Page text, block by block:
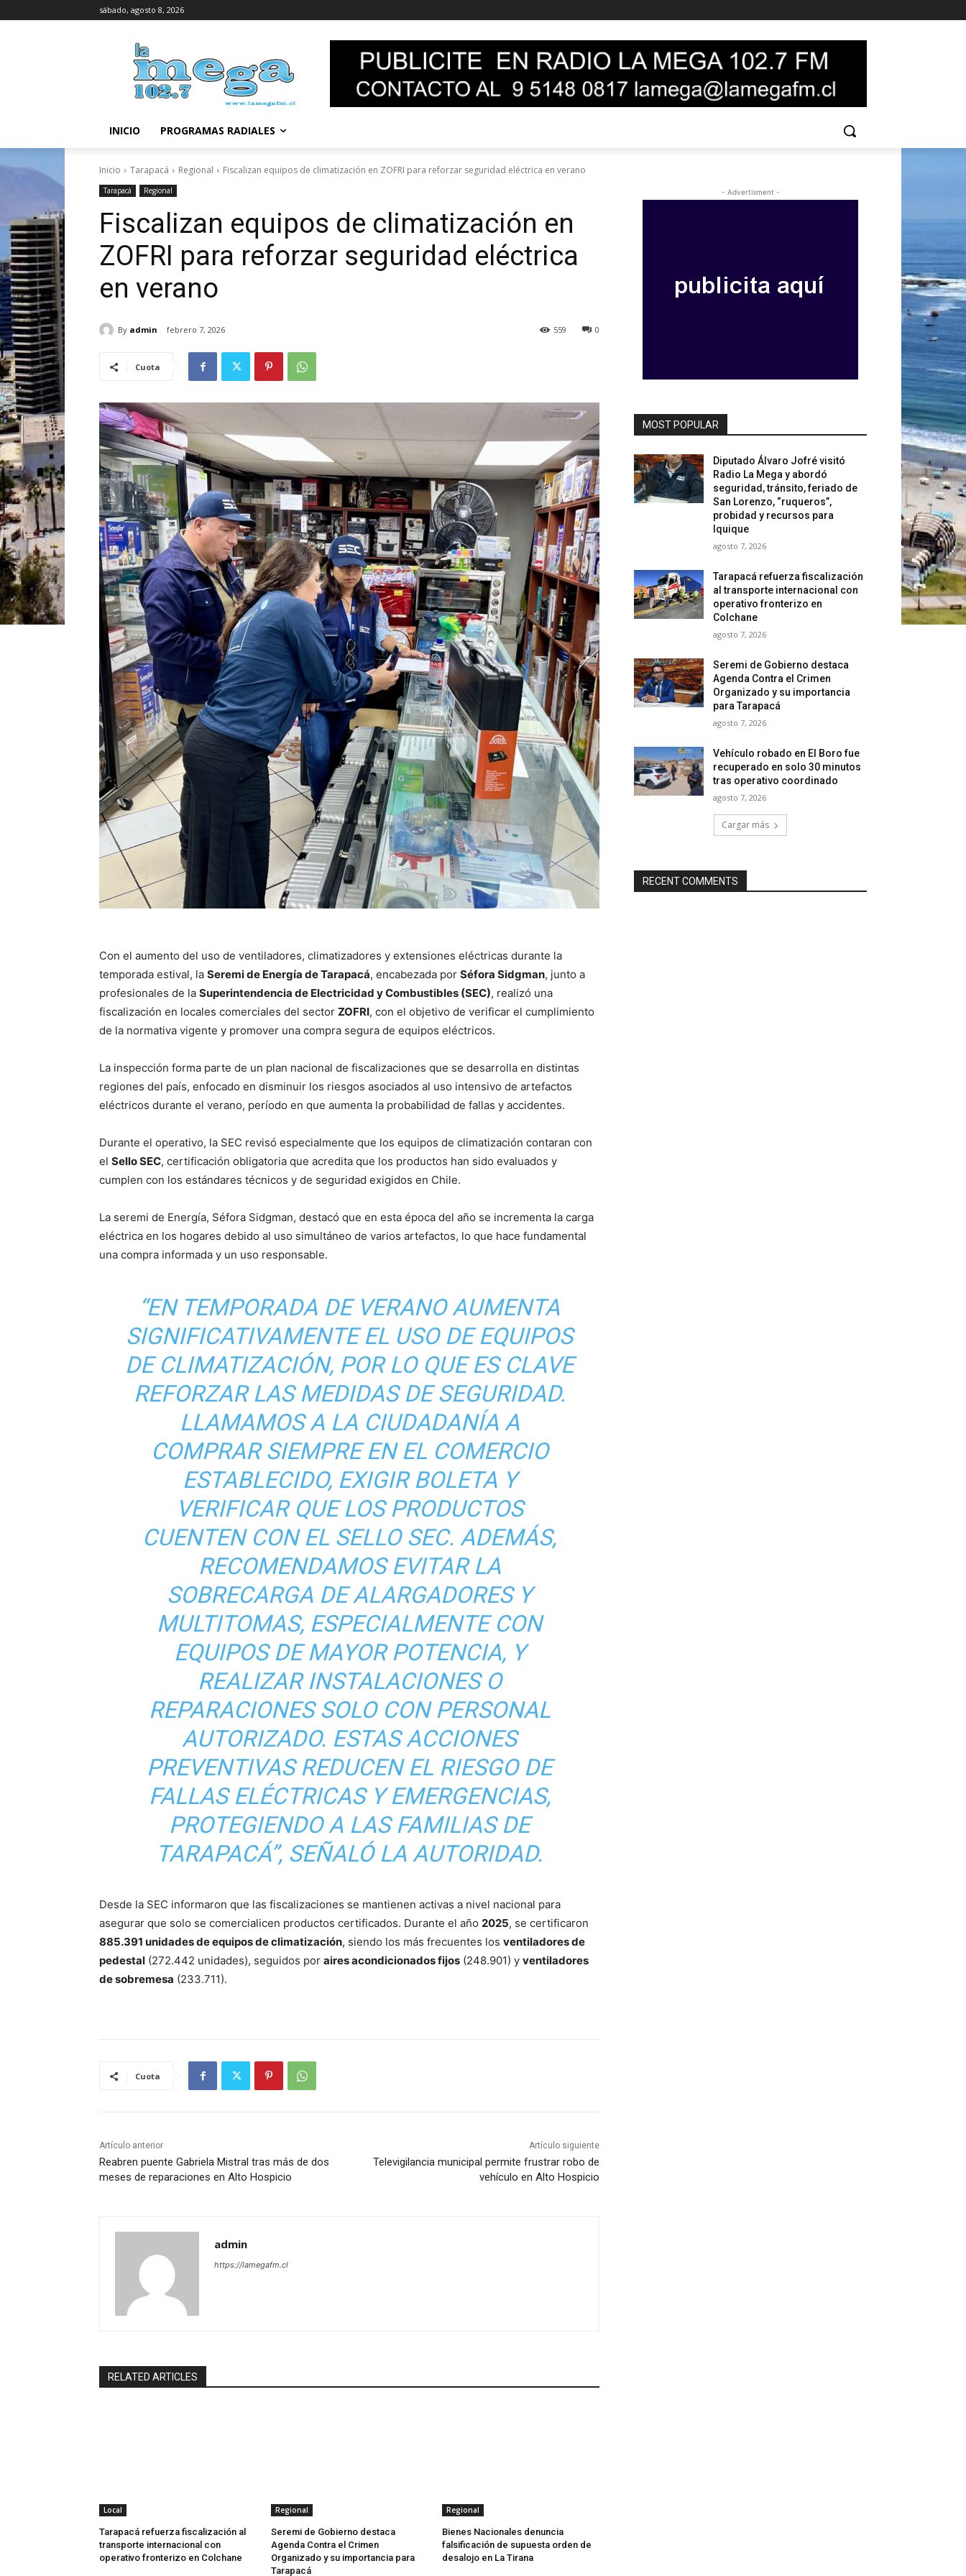
sábado, agosto 8, 2026
INICIO PROGRAMAS RADIALES
Inicio Tarapacá Regional Fiscalizan equipos de climatización en ZOFRI para reforzar seguridad eléctrica en verano
Tarapacá Regional
Fiscalizan equipos de climatización en
ZOFRI para reforzar seguridad eléctrica
en verano
By admin febrero 7, 2026 0
559
Cuota
Con el aumento del uso de ventiladores, climatizadores y extensiones eléctricas durante la
temporada estival, la Seremi de Energía de Tarapacá, encabezada por Séfora Sidgman, junto a
profesionales de la Superintendencia de Electricidad y Combustibles (SEC), realizó una
fiscalización en locales comerciales del sector ZOFRI, con el objetivo de verificar el cumplimiento
de la normativa vigente y promover una compra segura de equipos eléctricos.
La inspección forma parte de un plan nacional de fiscalizaciones que se desarrolla en distintas
regiones del país, enfocado en disminuir los riesgos asociados al uso intensivo de artefactos
eléctricos durante el verano, período en que aumenta la probabilidad de fallas y accidentes.
Durante el operativo, la SEC revisó especialmente que los equipos de climatización contaran con
el Sello SEC, certificación obligatoria que acredita que los productos han sido evaluados y
cumplen con los estándares técnicos y de seguridad exigidos en Chile.
La seremi de Energía, Séfora Sidgman, destacó que en esta época del año se incrementa la carga
eléctrica en los hogares debido al uso simultáneo de varios artefactos, lo que hace fundamental
una compra informada y un uso responsable.
“EN TEMPORADA DE VERANO AUMENTA
SIGNIFICATIVAMENTE EL USO DE EQUIPOS
DE CLIMATIZACIÓN, POR LO QUE ES CLAVE
REFORZAR LAS MEDIDAS DE SEGURIDAD.
LLAMAMOS A LA CIUDADANÍA A
COMPRAR SIEMPRE EN EL COMERCIO
ESTABLECIDO, EXIGIR BOLETA Y
VERIFICAR QUE LOS PRODUCTOS
CUENTEN CON EL SELLO SEC. ADEMÁS,
RECOMENDAMOS EVITAR LA
SOBRECARGA DE ALARGADORES Y
MULTITOMAS, ESPECIALMENTE CON
EQUIPOS DE MAYOR POTENCIA, Y
REALIZAR INSTALACIONES O
REPARACIONES SOLO CON PERSONAL
AUTORIZADO. ESTAS ACCIONES
PREVENTIVAS REDUCEN EL RIESGO DE
FALLAS ELÉCTRICAS Y EMERGENCIAS,
PROTEGIENDO A LAS FAMILIAS DE
TARAPACÁ”, SEÑALÓ LA AUTORIDAD.
Desde la SEC informaron que las fiscalizaciones se mantienen activas a nivel nacional para
asegurar que solo se comercialicen productos certificados. Durante el año 2025, se certificaron
885.391 unidades de equipos de climatización, siendo los más frecuentes los ventiladores de
pedestal (272.442 unidades), seguidos por aires acondicionados fijos (248.901) y ventiladores
de sobremesa (233.711).
Cuota
Artículo anterior
Reabren puente Gabriela Mistral tras más de dos
meses de reparaciones en Alto Hospicio
Artículo siguiente
Televigilancia municipal permite frustrar robo de
vehículo en Alto Hospicio
admin
https://lamegafm.cl
RELATED ARTICLES
Local
Tarapacá refuerza fiscalización al
transporte internacional con
operativo fronterizo en Colchane
Regional
Seremi de Gobierno destaca
Agenda Contra el Crimen
Organizado y su importancia para
Tarapacá
Regional
Bienes Nacionales denuncia
falsificación de supuesta orden de
desalojo en La Tirana
- Advertisment -
MOST POPULAR
Diputado Álvaro Jofré visitó
Radio La Mega y abordó
seguridad, tránsito, feriado de
San Lorenzo, “ruqueros”,
probidad y recursos para
Iquique
agosto 7, 2026
Tarapacá refuerza fiscalización
al transporte internacional con
operativo fronterizo en
Colchane
agosto 7, 2026
Seremi de Gobierno destaca
Agenda Contra el Crimen
Organizado y su importancia
para Tarapacá
agosto 7, 2026
Vehículo robado en El Boro fue
recuperado en solo 30 minutos
tras operativo coordinado
agosto 7, 2026
Cargar más
RECENT COMMENTS